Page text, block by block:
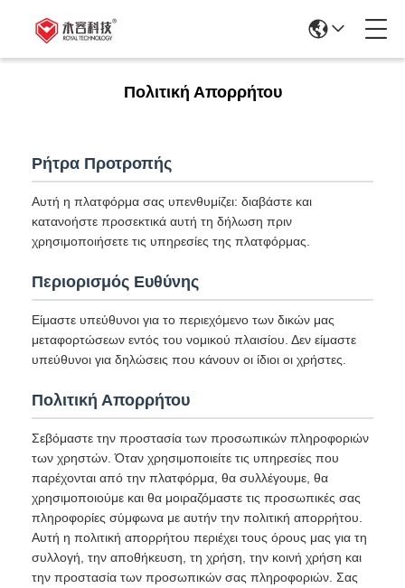
Πολιτική Απορρήτου
Ρήτρα Προτροπής
Αυτή η πλατφόρμα σας υπενθυμίζει: διαβάστε και
κατανοήστε προσεκτικά αυτή τη δήλωση πριν
χρησιμοποιήσετε τις υπηρεσίες της πλατφόρμας.
Περιορισμός Ευθύνης
Είμαστε υπεύθυνοι για το περιεχόμενο των δικών μας
μεταφορτώσεων εντός του νομικού πλαισίου. Δεν είμαστε
υπεύθυνοι για δηλώσεις που κάνουν οι ίδιοι οι χρήστες.
Πολιτική Απορρήτου
Σεβόμαστε την προστασία των προσωπικών πληροφοριών
των χρηστών. Όταν χρησιμοποιείτε τις υπηρεσίες που
παρέχονται από την πλατφόρμα, θα συλλέγουμε, θα
χρησιμοποιούμε και θα μοιραζόμαστε τις προσωπικές σας
πληροφορίες σύμφωνα με αυτήν την πολιτική απορρήτου.
Αυτή η πολιτική απορρήτου περιέχει τους όρους μας για τη
συλλογή, την αποθήκευση, τη χρήση, την κοινή χρήση και
την προστασία των προσωπικών σας πληροφοριών. Σας